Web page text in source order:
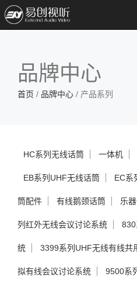
品牌中心
首页 / 品牌中心 / 产品系列
HC系列无线话筒 一体机
EB系列UHF无线话筒 EC系
筒配件 有线鹅颈话筒 乐
列红外无线会议讨论系统
统 3399系列UHF无线有线共
拟有线会议讨论系统 9500系